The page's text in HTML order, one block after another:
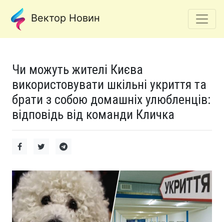
Вектор Новин
Чи можуть жителі Києва
використовувати шкільні укриття та
брати з собою домашніх улюбленців:
відповідь від команди Кличка